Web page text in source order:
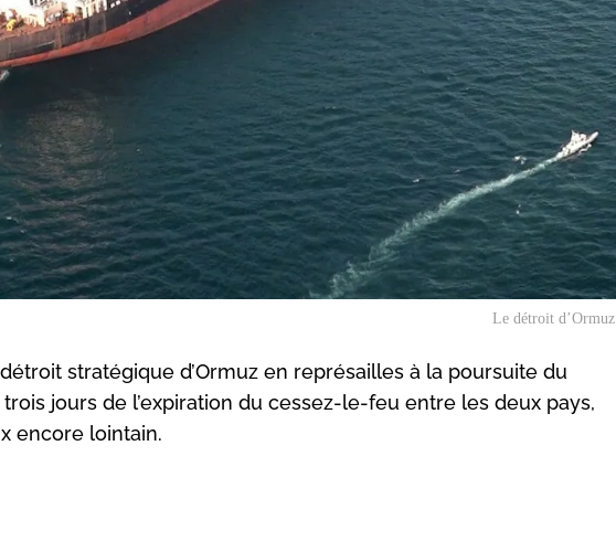
Le détroit d’Ormuz.
stratégique d’Ormuz en représailles à la poursuite du
jours de l’expiration du cessez-le-feu entre les deux pays,
encore lointain.